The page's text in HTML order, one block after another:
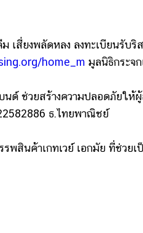
งพลัดหลง ลงทะเบียนรับริส
home_m มูลนิธิกระจ
วยสร้างความปลอดภัยให้ผู้
ธ.ไทยพาณิชย์
นค้าเกทเวย์ เอกมัย ที่ช่วยเ